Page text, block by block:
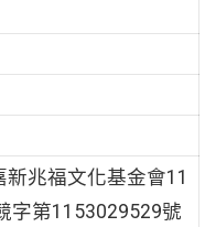
兆福文化基金會11
字第1153029529號